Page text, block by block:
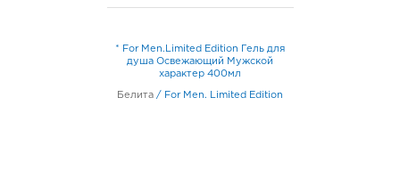
* For Men.Limited Edition Гель для
душа Освежающий Мужской
характер 400мл
Белита / For Men. Limited Edition